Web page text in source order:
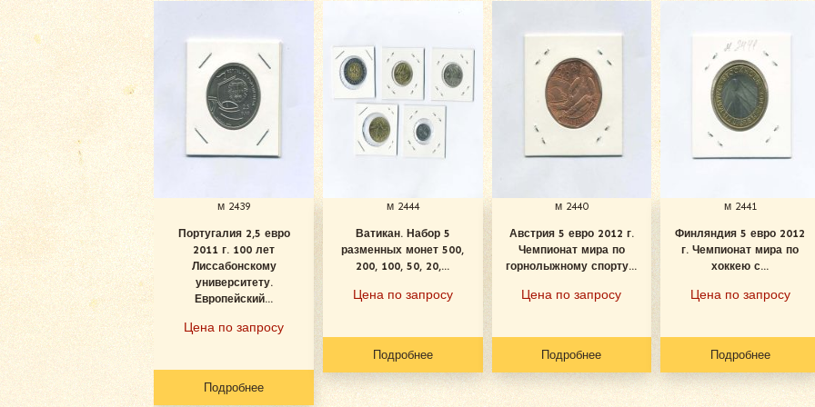
м 2439
Португалия 2,5 евро
2011 г. 100 лет
Лиссабонскому
университету.
Европейский...
Цена по запросу
Подробнее
м 2444
Ватикан. Набор 5
разменных монет 500,
200, 100, 50, 20,...
Цена по запросу
Подробнее
м 2440
Австрия 5 евро 2012 г.
Чемпионат мира по
горнолыжному спорту...
Цена по запросу
Подробнее
м 2441
Финляндия 5 евро 2012
г. Чемпионат мира по
хоккею с...
Цена по запросу
Подробнее